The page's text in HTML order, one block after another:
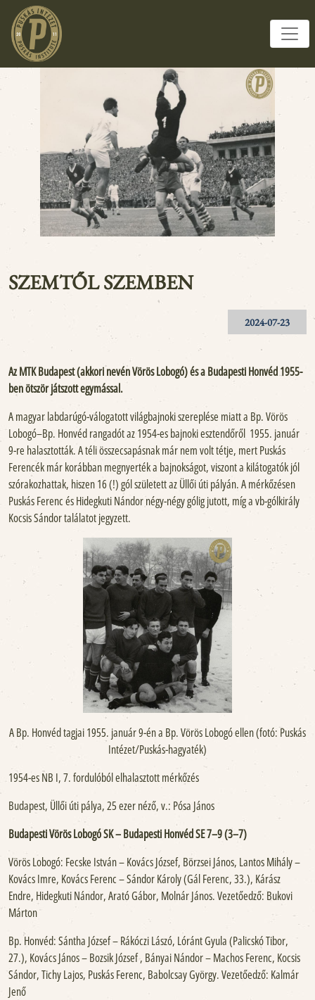
SZEMTŐL SZEMBEN
2024-07-23
Az MTK Budapest (akkori nevén Vörös Lobogó) és a Budapesti Honvéd 1955-
ben ötször játszott egymással.
A magyar labdarúgó-válogatott világbajnoki szereplése miatt a Bp. Vörös
Lobogó–Bp. Honvéd rangadót az 1954-es bajnoki esztendőről 1955. január
9-re halasztották. A téli összecsapásnak már nem volt tétje, mert Puskás
Ferencék már korábban megnyerték a bajnokságot, viszont a kilátogatók jól
szórakozhattak, hiszen 16 (!) gól született az Üllői úti pályán. A mérkőzésen
Puskás Ferenc és Hidegkuti Nándor négy-négy gólig jutott, míg a vb-gólkirály
Kocsis Sándor találatot jegyzett.
A Bp. Honvéd tagjai 1955. január 9-én a Bp. Vörös Lobogó ellen (fotó: Puskás
Intézet/Puskás-hagyaték)
1954-es NB I, 7. fordulóból elhalasztott mérkőzés
Budapest, Üllői úti pálya, 25 ezer néző, v.: Pósa János
Budapesti Vörös Lobogó SK – Budapesti Honvéd SE 7–9 (3–7)
Vörös Lobogó: Fecske István – Kovács József, Börzsei János, Lantos Mihály –
Kovács Imre, Kovács Ferenc – Sándor Károly (Gál Ferenc, 33.), Kárász
Endre, Hidegkuti Nándor, Arató Gábor, Molnár János. Vezetőedző: Bukovi
Márton
Bp. Honvéd: Sántha József – Rákóczi Lászó, Lóránt Gyula (Palicskó Tibor,
27.), Kovács János – Bozsik József , Bányai Nándor – Machos Ferenc, Kocsis
Sándor, Tichy Lajos, Puskás Ferenc, Babolcsay György. Vezetőedző: Kalmár
Jenő